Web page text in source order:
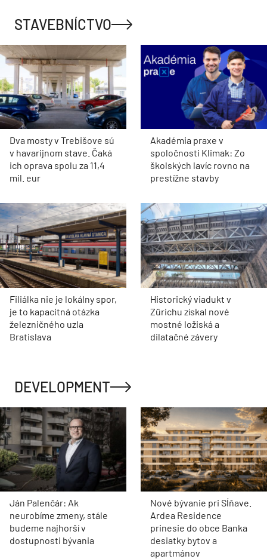
STAVEBNÍCTVO
Dva mosty v Trebišove sú
v havarijnom stave. Čaká
ich oprava spolu za 11,4
mil. eur
Akadémia praxe v
spoločnosti Klimak: Zo
školských lavíc rovno na
prestížne stavby
Filiálka nie je lokálny spor,
je to kapacitná otázka
železničného uzla
Bratislava
Historický viadukt v
Zürichu získal nové
mostné ložiská a
dilatačné závery
DEVELOPMENT
Ján Palenčár: Ak
neurobíme zmeny, stále
budeme najhorší v
dostupnosti bývania
Nové bývanie pri Sĺňave.
Ardea Residence
prinesie do obce Banka
desiatky bytov a
apartmánov